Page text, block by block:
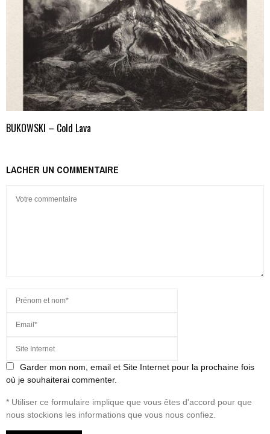
BUKOWSKI – Cold Lava
LACHER UN COMMENTAIRE
Garder mon nom, email et Site Internet pour la prochaine fois
où je souhaiterai commenter.
* Utiliser ce formulaire implique que vous êtes d'accord pour que
nous stockions les informations que vous nous confiez.